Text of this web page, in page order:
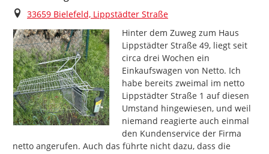
Ort
33659 Bielefeld, Lippstädter Straße
Hinter dem Zuweg zum Haus
Lippstädter Straße 49, liegt seit
circa drei Wochen ein
Einkaufswagen von Netto. Ich
habe bereits zweimal im netto
Lippstädter Straße 1 auf diesen
Umstand hingewiesen, und weil
niemand reagierte auch einmal
den Kundenservice der Firma
netto angerufen. Auch das führte nicht dazu, dass die